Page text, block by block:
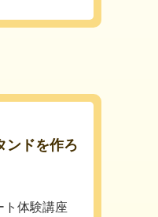
ンドを作ろ
ト体験講座